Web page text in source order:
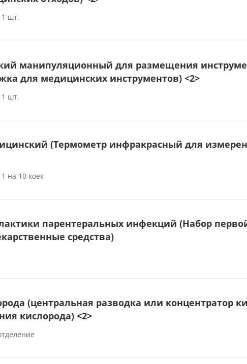
1 шт.
манипуляционный для размещения
для медицинских инструментов) <2>
1 шт.
(Термометр инфракрасный для
на 10 коек
парентеральных инфекций (Набор
средства)
(центральная разводка или концентратор
кислорода) <2>